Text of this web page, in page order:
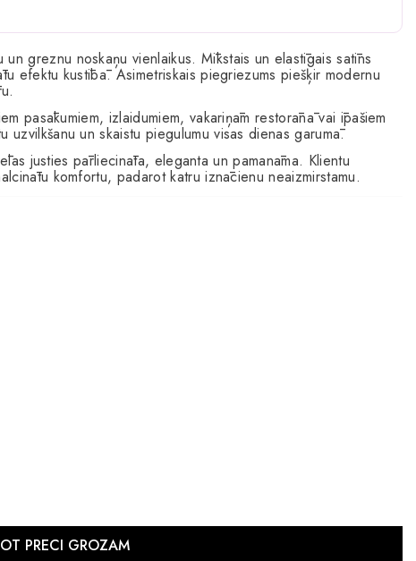
greznu noskaņu vienlaikus. Mīkstais un elastīgais satīns
efektu kustībā. Asimetriskais piegriezums piešķir modernu
pasākumiem, izlaidumiem, vakariņām restorānā vai īpašiem
un skaistu piegulumu visas dienas garumā.
justies pārliecināta, eleganta un pamanāma. Klientu
komfortu, padarot katru iznācienu neaizmirstamu.